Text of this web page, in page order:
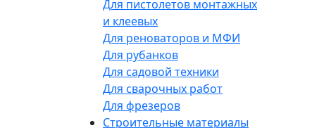
Для пистолетов монтажных
и клеевых
Для реноваторов и МФИ
Для рубанков
Для садовой техники
Для сварочных работ
Для фрезеров
Строительные материалы